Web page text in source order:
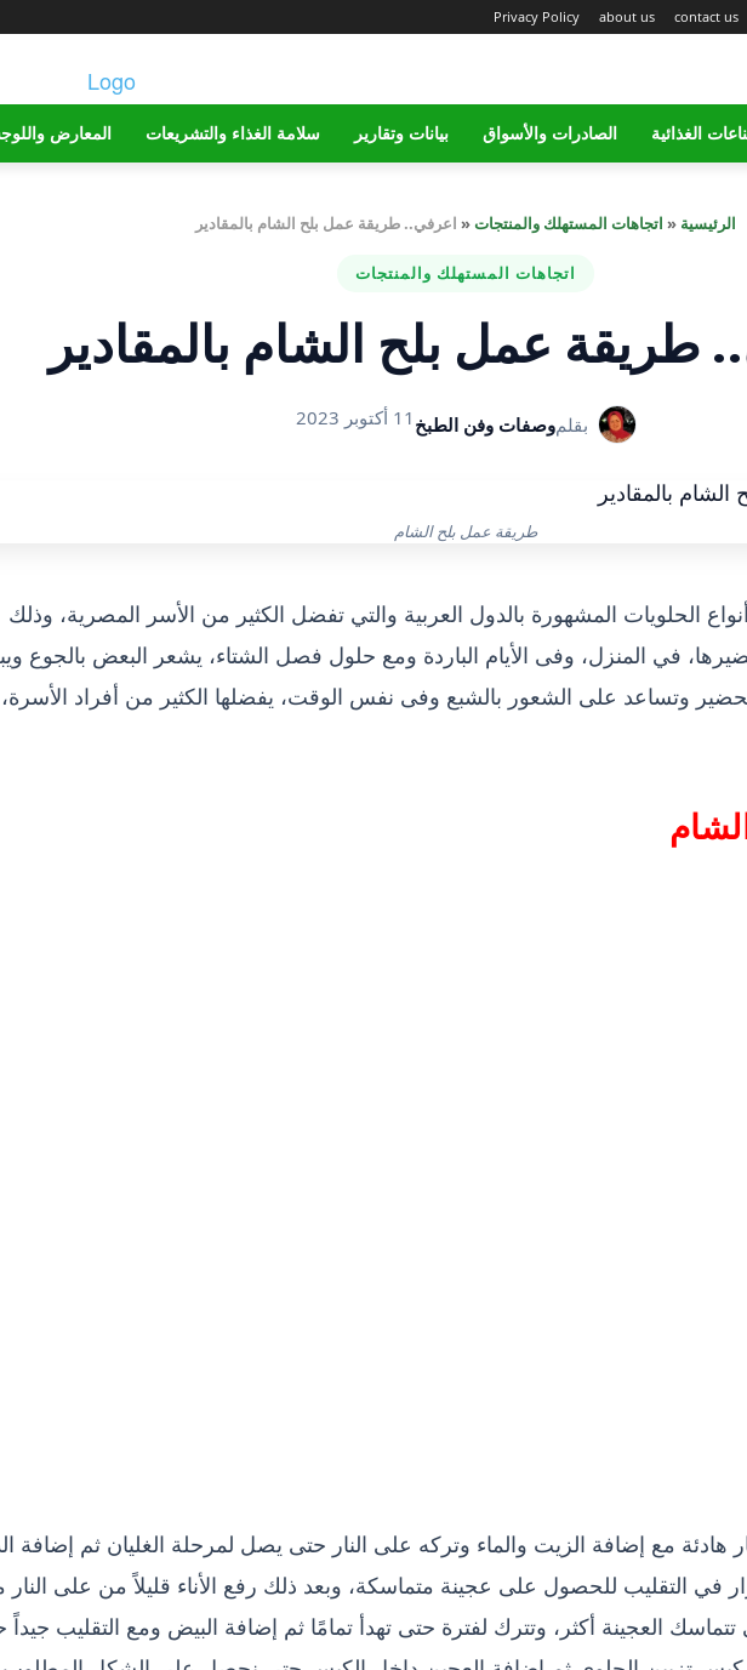
Privacy Policy about us contact us
الغذائية الصادرات والأسواق بيانات وتقارير سلامة الغذاء والتشريعات المعارض
الرئيسية « اتجاهات المستهلك والمنتجات« اعرفي.. طريقة عمل بلح الشام بالمقادير
اتجاهات المستهلك والمنتجات
طريقة عمل بلح الشام بالمقادير
بقلموصفات وفن الطبخ 11 أكتوبر 2023
طريقة عمل بلح الشام
الحلويات المشهورة بالدول العربية والتي تفضل الكثير من الأسر المصرية، وذلك
في المنزل، وفى الأيام الباردة ومع حلول فصل الشتاء، يشعر البعض بالجوع
وتساعد على الشعور بالشبع وفى نفس الوقت، يفضلها الكثير من أفراد
هادئة مع إضافة الزيت والماء وتركه على النار حتى يصل لمرحلة الغليان ثم إضافة
في التقليب للحصول على عجينة متماسكة، وبعد ذلك رفع الأناء قليلاً من على النار
العجينة أكثر، وتترك لفترة حتى تهدأ تمامًا ثم إضافة البيض ومع التقليب جيداً